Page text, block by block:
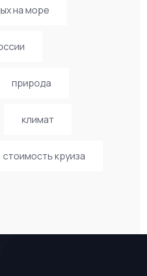
на море
природа
климат
стоимость круиза